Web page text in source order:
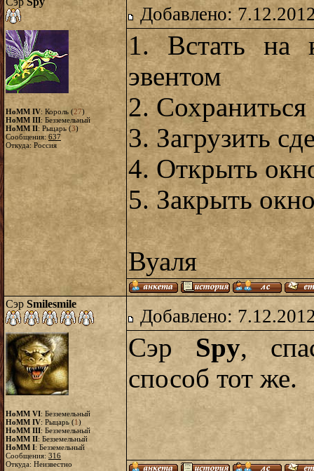
HoMM IV: Король (27)
HoMM III: Безземельный
HoMM II: Рыцарь (3)
Сообщения: 637
Откуда: Россия
Добавлено:
1. Встать на
эвентом
2. Сохраниться
3. Загрузить
4. Открыть
5. Закрыть
Вуаля
Сэр Smilesmile
HoMM VI: Безземельный
HoMM IV: Рыцарь (1)
HoMM III: Безземельный
HoMM II: Безземельный
HoMM I: Безземельный
Сообщения: 316
Откуда: Неизвестно
Добавлено:
Сэр Spy,
способ тот же.